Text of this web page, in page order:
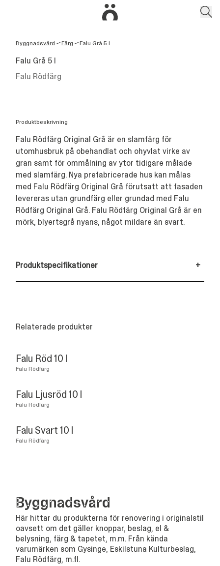
Byggnadsvård /Färg /Falu Grå 5 l
Falu Grå 5 l
Falu Rödfärg
Produktbeskrivning
Falu Rödfärg Original Grå är en slamfärg för
utomhusbruk på obehandlat och ohyvlat virke av
gran samt för ommålning av ytor tidigare målade
med slamfärg. Nya prefabricerade hus kan målas
med Falu Rödfärg Original Grå förutsatt att fasaden
levereras utan grundfärg eller grundad med Falu
Rödfärg Original Grå. Falu Rödfärg Original Grå är en
mörk, blyertsgrå nyans, något mildare än svart.
Produktspecifikationer +
Relaterade produkter
Falu Röd 10 l
Falu Rödfärg
Falu Ljusröd 10 l
Falu Rödfärg
Falu Svart 10 l
Falu Rödfärg
Bygg­nads­vård
Här hittar du produkterna för renovering i originalstil
oavsett om det gäller knoppar, beslag, el &
belysning, färg & tapetet, m.m. Från kända
varumärken som Gysinge, Eskilstuna Kulturbeslag,
Falu Rödfärg, m.fl.